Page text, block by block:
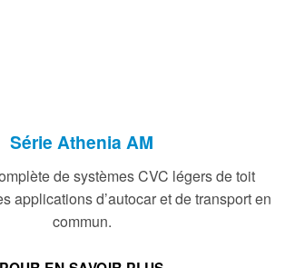
Série Athenia AM
de systèmes CVC légers de toit
applications d’autocar et de transport en
commun.